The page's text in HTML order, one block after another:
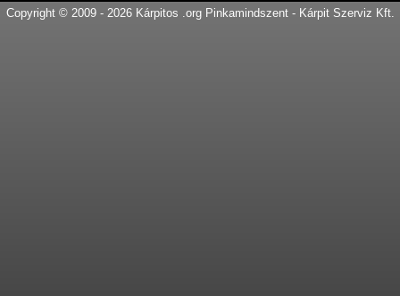
Copyright © 2009 - 2026 Kárpitos .org Pinkamindszent - Kárpit Szerviz Kft.